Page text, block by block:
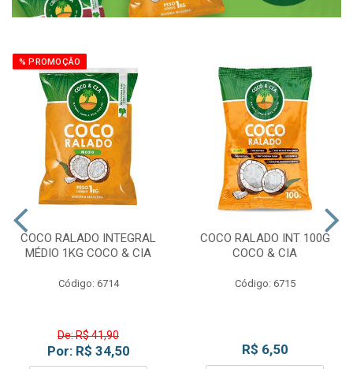
% PROMOÇÃO
COCO RALADO INTEGRAL
MÉDIO 1KG COCO & CIA
Código: 6714
De: R$ 41,90
Por: R$ 34,50
COCO RALADO INT 100G
COCO & CIA
Código: 6715
R$ 6,50